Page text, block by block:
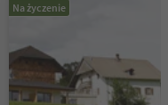
Na życzenie